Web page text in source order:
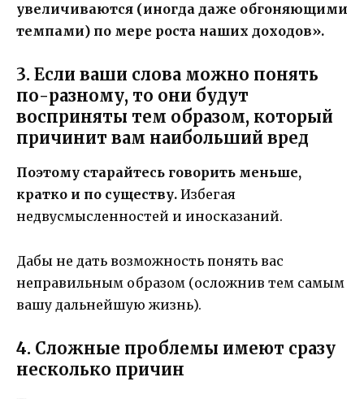
увеличиваются (иногда даже обгоняющими
темпами) по мере роста наших доходов».
3. Если ваши слова можно понять
по-разному, то они будут
восприняты тем образом, который
причинит вам наибольший вред
Поэтому старайтесь говорить меньше,
кратко и по существу. Избегая
недвусмысленностей и иносказаний.
Дабы не дать возможность понять вас
неправильным образом (осложнив тем самым
вашу дальнейшую жизнь).
4. Сложные проблемы имеют сразу
несколько причин